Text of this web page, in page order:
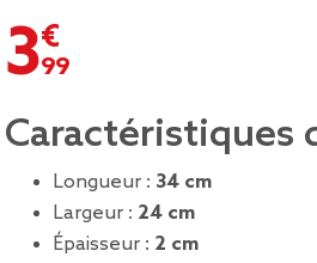
3,99 €
Caractéristiques
Longueur : 34 cm
Largeur : 24 cm
Épaisseur : 2 cm